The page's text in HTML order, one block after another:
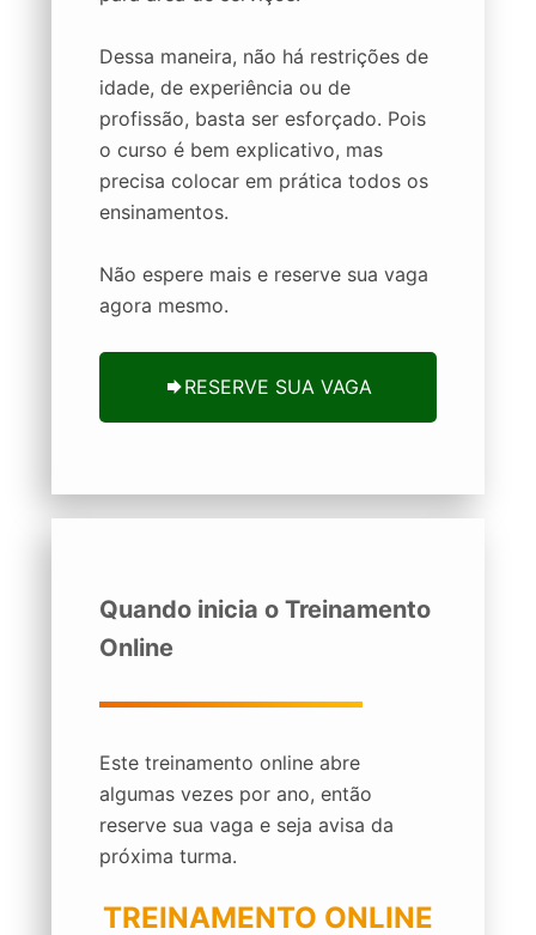
Dessa maneira, não há restrições de
idade, de experiência ou de
profissão, basta ser esforçado. Pois
o curso é bem explicativo, mas
precisa colocar em prática todos os
ensinamentos.
Não espere mais e reserve sua vaga
agora mesmo.
RESERVE SUA VAGA
Quando inicia o Treinamento
Online
Este treinamento online abre
algumas vezes por ano, então
reserve sua vaga e seja avisa da
próxima turma.
TREINAMENTO ONLINE